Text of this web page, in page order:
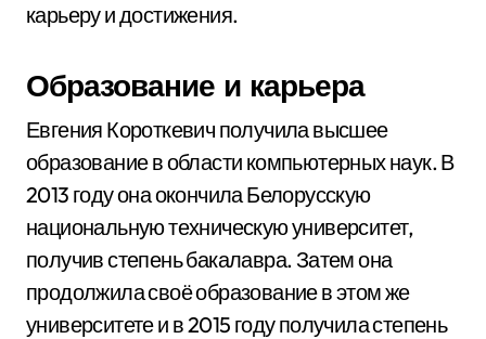
карьеру и достижения.
Образование и карьера
Евгения Короткевич получила высшее
образование в области компьютерных наук. В
2013 году она окончила Белорусскую
национальную техническую университет,
получив степень бакалавра. Затем она
продолжила своё образование в этом же
университете и в 2015 году получила степень